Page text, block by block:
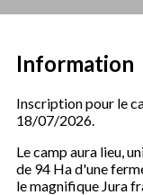
Information
Inscription pour le
18/07/2026.
Le camp aura lieu,
de 94 Ha d'une
le magnifique Jura